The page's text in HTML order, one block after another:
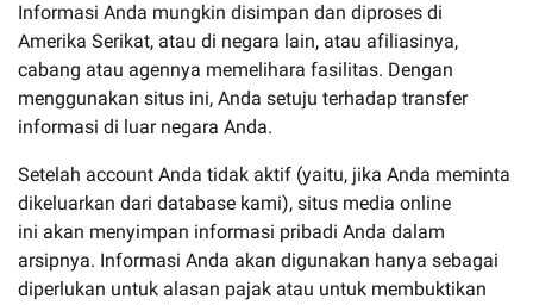
Informasi Anda mungkin disimpan dan diproses di
Amerika Serikat, atau di negara lain, atau afiliasinya,
cabang atau agennya memelihara fasilitas. Dengan
menggunakan situs ini, Anda setuju terhadap transfer
informasi di luar negara Anda.
Setelah account Anda tidak aktif (yaitu, jika Anda meminta
dikeluarkan dari database kami), situs media online
ini akan menyimpan informasi pribadi Anda dalam
arsipnya. Informasi Anda akan digunakan hanya sebagai
diperlukan untuk alasan pajak atau untuk membuktikan